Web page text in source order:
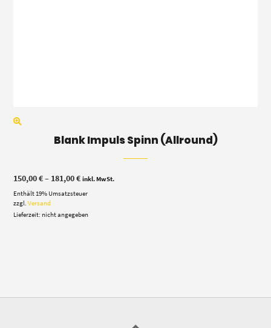
Blank Impuls Spinn (Allround)
150,00€– 181,00€Preisspanne:
bis
inkl. MwSt.
Enthält 19% Umsatzsteuer
zzgl.Versand
Lieferzeit: nicht angegeben